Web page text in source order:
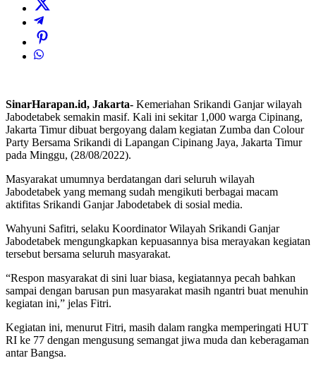
SinarHarapan.id, Jakarta- Kemeriahan Srikandi Ganjar wilayah
Jabodetabek semakin masif. Kali ini sekitar 1,000 warga Cipinang,
Jakarta Timur dibuat bergoyang dalam kegiatan Zumba dan Colour
Party Bersama Srikandi di Lapangan Cipinang Jaya, Jakarta Timur
pada Minggu, (28/08/2022).
Masyarakat umumnya berdatangan dari seluruh wilayah
Jabodetabek yang memang sudah mengikuti berbagai macam
aktifitas Srikandi Ganjar Jabodetabek di sosial media.
Wahyuni Safitri, selaku Koordinator Wilayah Srikandi Ganjar
Jabodetabek mengungkapkan kepuasannya bisa merayakan kegiatan
tersebut bersama seluruh masyarakat.
“Respon masyarakat di sini luar biasa, kegiatannya pecah bahkan
sampai dengan barusan pun masyarakat masih ngantri buat menuhin
kegiatan ini,” jelas Fitri.
Kegiatan ini, menurut Fitri, masih dalam rangka memperingati HUT
RI ke 77 dengan mengusung semangat jiwa muda dan keberagaman
antar Bangsa.